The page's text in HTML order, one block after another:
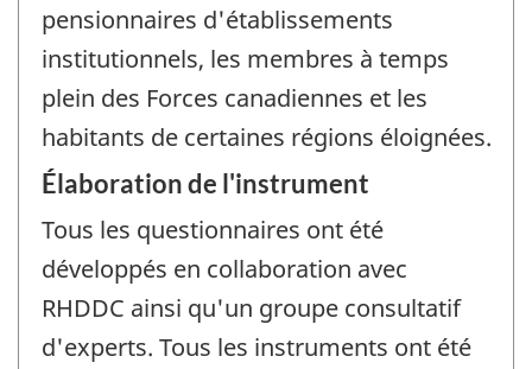
pensionnaires d'établissements
institutionnels, les membres à temps
plein des Forces canadiennes et les
habitants de certaines régions éloignées.
Élaboration de l'instrument
Tous les questionnaires ont été
développés en collaboration avec
RHDDC ainsi qu'un groupe consultatif
d'experts. Tous les instruments ont été